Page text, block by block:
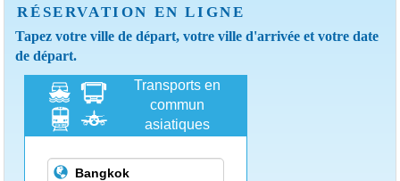
RÉSERVATION EN LIGNE
Tapez votre ville de départ, votre ville d'arrivée et votre date
de départ.
Transports en
commun
asiatiques